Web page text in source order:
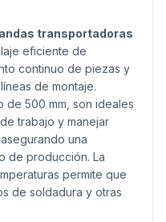
transportadoras
eficiente de
continuo de piezas y
de montaje.
de 500 mm, son ideales
trabajo y manejar
una
de producción. La
permite que
de soldadura y otras